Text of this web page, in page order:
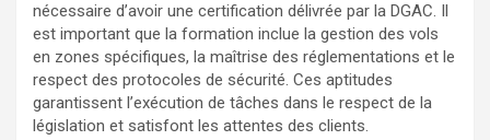
nécessaire d’avoir une certification délivrée par la DGAC. Il
est important que la formation inclue la gestion des vols
en zones spécifiques, la maîtrise des réglementations et le
respect des protocoles de sécurité. Ces aptitudes
garantissent l’exécution de tâches dans le respect de la
législation et satisfont les attentes des clients.